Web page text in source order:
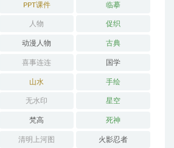
PPT课件 临摹
人物 促织
动漫人物 古典
喜事连连 国学
山水 手绘
无水印 星空
梵高 死神
清明上河图 火影忍者